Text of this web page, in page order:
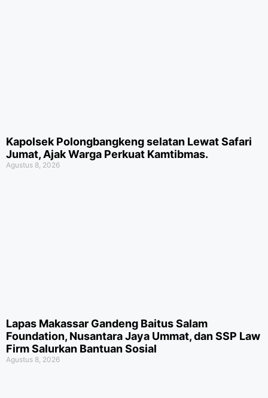
Kapolsek Polongbangkeng selatan Lewat Safari
Jumat, Ajak Warga Perkuat Kamtibmas.
Agustus 8, 2026
Lapas Makassar Gandeng Baitus Salam
Foundation, Nusantara Jaya Ummat, dan SSP Law
Firm Salurkan Bantuan Sosial
Agustus 8, 2026